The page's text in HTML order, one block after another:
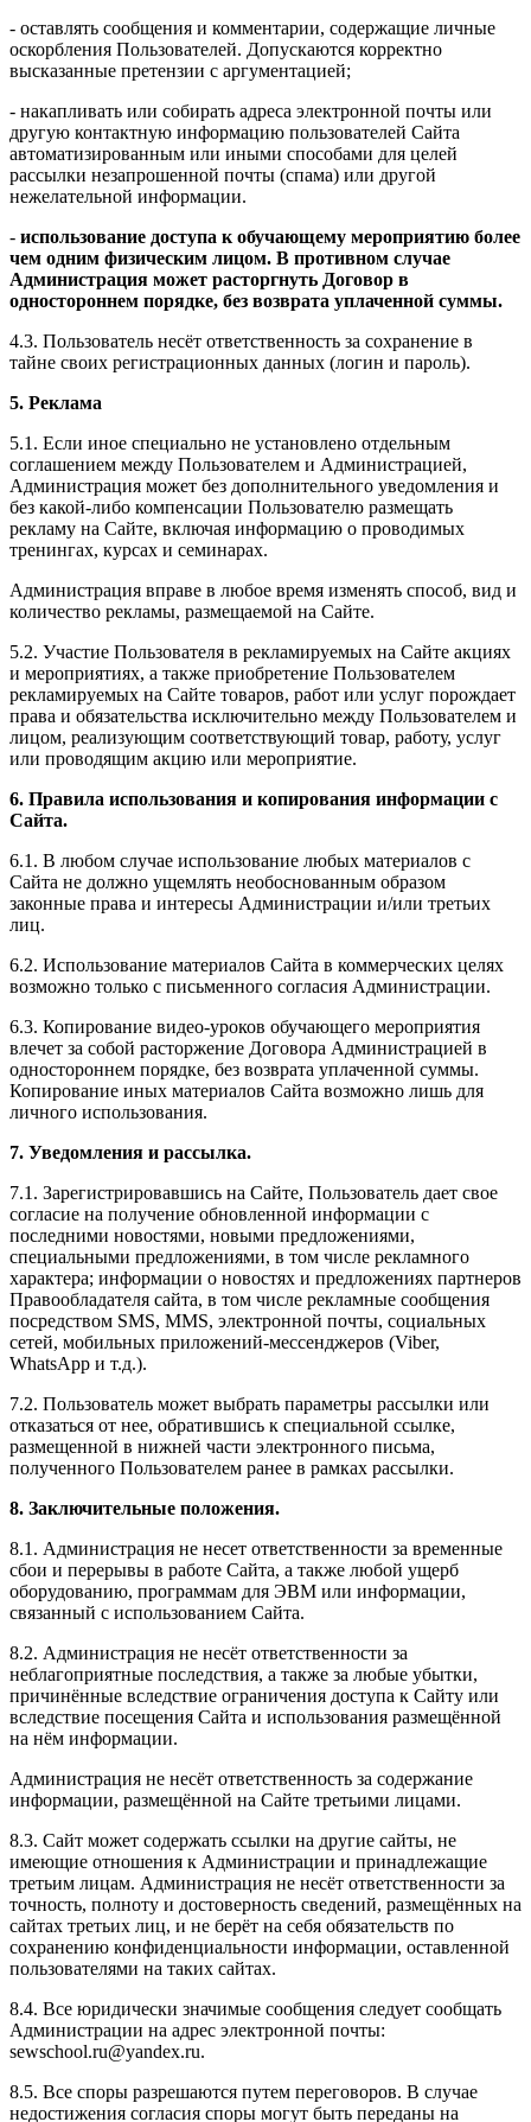
- оставлять сообщения и комментарии, содержащие личные
оскорбления Пользователей. Допускаются корректно
высказанные претензии с аргументацией;
- накапливать или собирать адреса электронной почты или
другую контактную информацию пользователей Сайта
автоматизированным или иными способами для целей
рассылки незапрошенной почты (спама) или другой
нежелательной информации.
- использование доступа к обучающему мероприятию более
чем одним физическим лицом. В противном случае
Администрация может расторгнуть Договор в
одностороннем порядке, без возврата уплаченной суммы.
4.3. Пользователь несёт ответственность за сохранение в
тайне своих регистрационных данных (логин и пароль).
5. Реклама
5.1. Если иное специально не установлено отдельным
соглашением между Пользователем и Администрацией,
Администрация может без дополнительного уведомления и
без какой-либо компенсации Пользователю размещать
рекламу на Сайте, включая информацию о проводимых
тренингах, курсах и семинарах.
Администрация вправе в любое время изменять способ, вид и
количество рекламы, размещаемой на Сайте.
5.2. Участие Пользователя в рекламируемых на Сайте акциях
и мероприятиях, а также приобретение Пользователем
рекламируемых на Сайте товаров, работ или услуг порождает
права и обязательства исключительно между Пользователем и
лицом, реализующим соответствующий товар, работу, услуг
или проводящим акцию или мероприятие.
6. Правила использования и копирования информации с
Сайта.
6.1. В любом случае использование любых материалов с
Сайта не должно ущемлять необоснованным образом
законные права и интересы Администрации и/или третьих
лиц.
6.2. Использование материалов Сайта в коммерческих целях
возможно только с письменного согласия Администрации.
6.3. Копирование видео-уроков обучающего мероприятия
влечет за собой расторжение Договора Администрацией в
одностороннем порядке, без возврата уплаченной суммы.
Копирование иных материалов Сайта возможно лишь для
личного использования.
7. Уведомления и рассылка.
7.1. Зарегистрировавшись на Сайте, Пользователь дает свое
согласие на получение обновленной информации с
последними новостями, новыми предложениями,
специальными предложениями, в том числе рекламного
характера; информации о новостях и предложениях партнеров
Правообладателя сайта, в том числе рекламные сообщения
посредством SMS, MMS, электронной почты, социальных
сетей, мобильных приложений-мессенджеров (Viber,
WhatsApp и т.д.).
7.2. Пользователь может выбрать параметры рассылки или
отказаться от нее, обратившись к специальной ссылке,
размещенной в нижней части электронного письма,
полученного Пользователем ранее в рамках рассылки.
8. Заключительные положения.
8.1. Администрация не несет ответственности за временные
сбои и перерывы в работе Сайта, а также любой ущерб
оборудованию, программам для ЭВМ или информации,
связанный с использованием Сайта.
8.2. Администрация не несёт ответственности за
неблагоприятные последствия, а также за любые убытки,
причинённые вследствие ограничения доступа к Сайту или
вследствие посещения Сайта и использования размещённой
на нём информации.
Администрация не несёт ответственность за содержание
информации, размещённой на Сайте третьими лицами.
8.3. Сайт может содержать ссылки на другие сайты, не
имеющие отношения к Администрации и принадлежащие
третьим лицам. Администрация не несёт ответственности за
точность, полноту и достоверность сведений, размещённых на
сайтах третьих лиц, и не берёт на себя обязательств по
сохранению конфиденциальности информации, оставленной
пользователями на таких сайтах.
8.4. Все юридически значимые сообщения следует сообщать
Администрации на адрес электронной почты:
sewschool.ru@yandex.ru.
8.5. Все споры разрешаются путем переговоров. В случае
недостижения согласия споры могут быть переданы на